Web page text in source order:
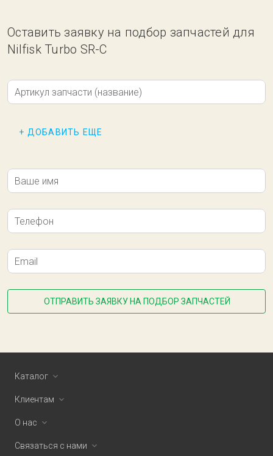
Оставить заявку на подбор запчастей для
Nilfisk Turbo SR-C
Артикул запчасти (название)
+ ДОБАВИТЬ ЕЩЕ
Ваше имя
Телефон
Email
ОТПРАВИТЬ ЗАЯВКУ НА ПОДБОР ЗАПЧАСТЕЙ
Каталог
Клиентам
О нас
Связаться с нами